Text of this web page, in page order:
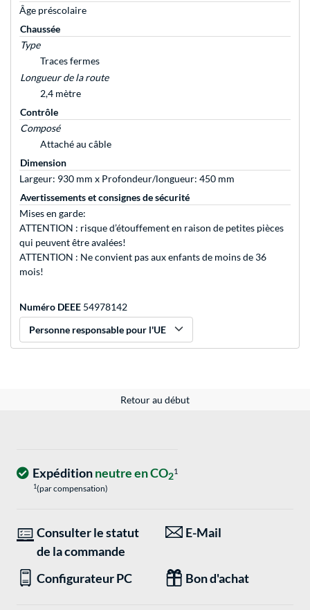
Âge préscolaire
Chaussée
Type
Traces fermes
Longueur de la route
2,4 mètre
Contrôle
Composé
Attaché au câble
Dimension
Largeur: 930 mm x Profondeur/longueur: 450 mm
Avertissements et consignes de sécurité
Mises en garde:
ATTENTION : risque d’étouffement en raison de petites pièces
qui peuvent être avalées!
ATTENTION : Ne convient pas aux enfants de moins de 36
mois!
Numéro DEEE 54978142
Personne responsable pour l'UE
Retour au début
Expéditionneutre en CO21
1(par compensation)
Consulter le statut
de la commande
E-Mail
Configurateur PC Bon d'achat